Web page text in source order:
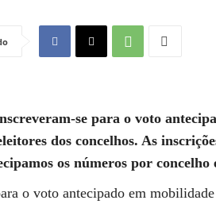
se para o voto
dos concelhos. As
os números por concelho
o voto antecipado em